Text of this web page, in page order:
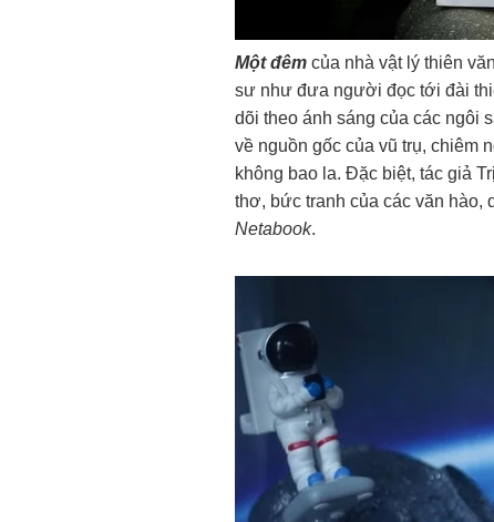
Một đêm của nhà vật lý thiên
sư như đưa người đọc tới đài
dõi theo ánh sáng của các ngôi
về nguồn gốc của vũ trụ, chiêm
không bao la. Đặc biệt, tác giả
thơ, bức tranh của các văn hào,
Netabook.